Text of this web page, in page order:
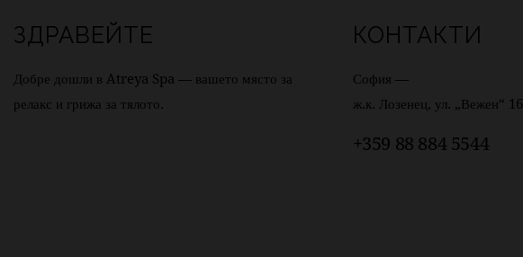
ЗДРАВЕЙТЕ
Добре дошли в Atreya Spa — вашето място за
релакс и грижа за тялото.
КОНТАКТИ
София —
ж.к. Лозенец, ул. „Вежен“ 16
+359 88 884 5544